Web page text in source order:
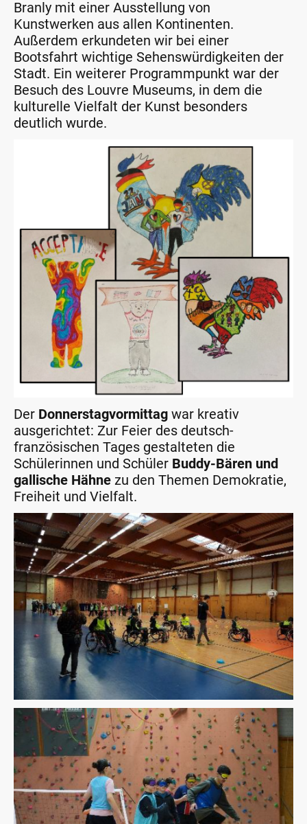
Branly mit einer Ausstellung von
Kunstwerken aus allen Kontinenten.
Außerdem erkundeten wir bei einer
Bootsfahrt wichtige Sehenswürdigkeiten der
Stadt. Ein weiterer Programmpunkt war der
Besuch des Louvre Museums, in dem die
kulturelle Vielfalt der Kunst besonders
deutlich wurde.
Der Donnerstagvormittag war kreativ
ausgerichtet: Zur Feier des deutsch-
französischen Tages gestalteten die
Schülerinnen und Schüler Buddy-Bären und
gallische Hähne zu den Themen Demokratie,
Freiheit und Vielfalt.